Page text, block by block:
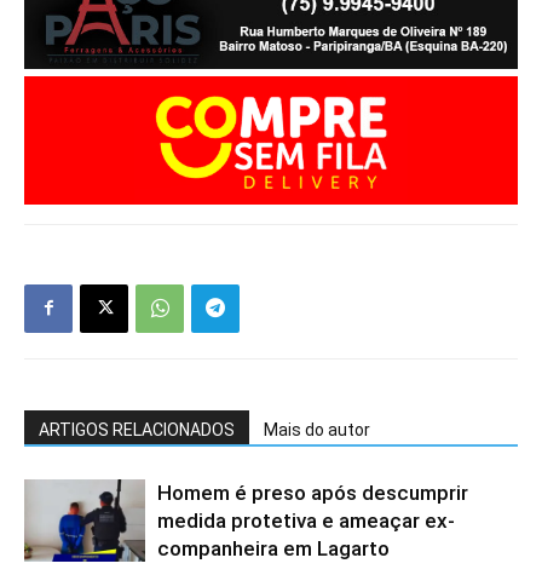
ARTIGOS RELACIONADOS Mais do autor
Homem é preso após descumprir
medida protetiva e ameaçar ex-
companheira em Lagarto